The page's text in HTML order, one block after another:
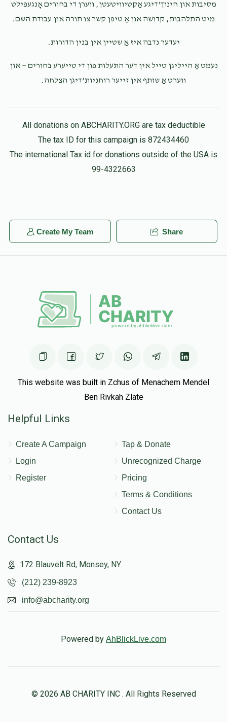
מסיבות און חינוך'דיגע אַקטיוויטעטן, ווערן די בחורים אָנגעפילט
מיט התלהבות, קדושה און אַ טיפן קשר צו תורה און עבודת השם.
יעדער נדבה איז אַ שטיין אין בנין הדורות.
נעמט אַ הייליגן טייל אין דער התעלות פון די טייערע בחורים — און
ווערט אַ שותף אין זייער רוחניות’דיגן הצלחה.
All donations on ABCHARITY.ORG are tax deductible
The tax ID for this campaign is 872434460
The international Tax id for donations outside of the USA is
99-4322663
Create My Team Share
This website was built in Zchus of Menachem Mendel
Ben Rivkah Zlate
Helpful Links
Create A Campaign
Login
Register
Tap & Donate
Unrecognized Charge
Pricing
Terms & Conditions
Contact Us
Contact Us
172 Blauvelt Rd, Monsey, NY
(212) 239-8923
info@abcharity.org
Powered by AhBlickLive.com
© 2026 AB CHARITY INC . All Rights Reserved